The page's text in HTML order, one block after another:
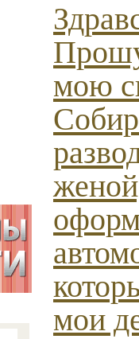
мою
мои